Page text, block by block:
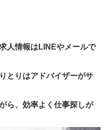
人情報はLINEやメールで
とりはアドバイザーがサ
ら、効率よく仕事探しが